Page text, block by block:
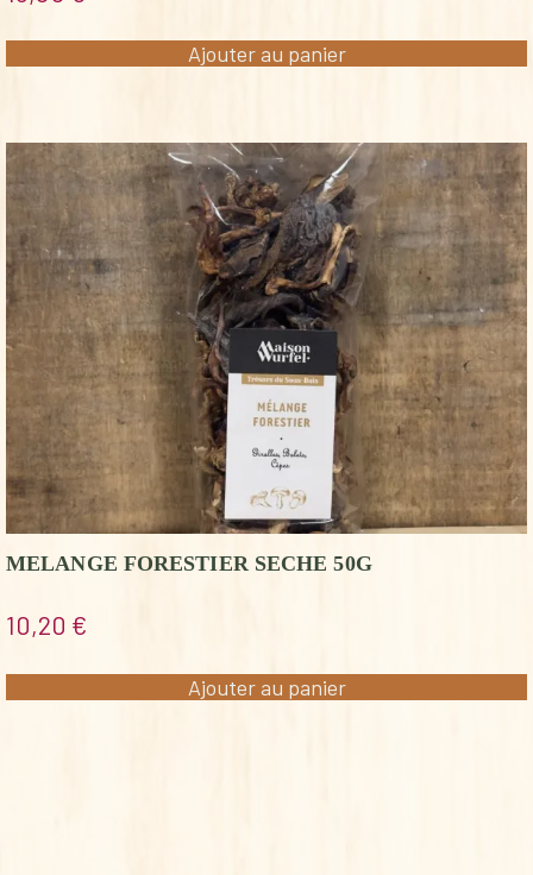
Ajouter au panier
MELANGE FORESTIER SECHE 50G
10,20 €
Ajouter au panier